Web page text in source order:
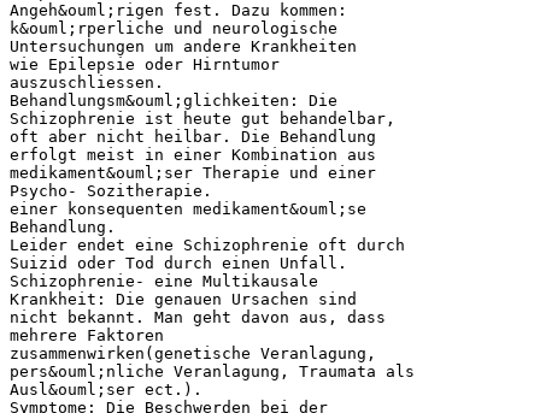
Angeh&ouml;rigen fest. Dazu kommen:
k&ouml;rperliche und neurologische
Untersuchungen um andere Krankheiten
wie Epilepsie oder Hirntumor
auszuschliessen.
Behandlungsm&ouml;glichkeiten: Die
Schizophrenie ist heute gut behandelbar,
oft aber nicht heilbar. Die Behandlung
erfolgt meist in einer Kombination aus
medikament&ouml;ser Therapie und einer
Psycho- Sozitherapie.
einer konsequenten medikament&ouml;se
Behandlung.
Leider endet eine Schizophrenie oft durch
Suizid oder Tod durch einen Unfall.
Schizophrenie- eine Multikausale
Krankheit: Die genauen Ursachen sind
nicht bekannt. Man geht davon aus, dass
mehrere Faktoren
zusammenwirken(genetische Veranlagung,
pers&ouml;nliche Veranlagung, Traumata als
Ausl&ouml;ser ect.).
Symptome: Die Beschwerden bei der